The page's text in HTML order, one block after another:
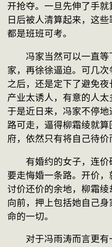
开抢夺。一旦先伸了手就
日后被人清算起来，这些
都是班班可考。
冯家当然可以一直等
家，再徐徐逼迫。可几次
之后，还是定下了避免
产业太诱人，有意的人太
于是近日来，冯家不停
路可走，逼得柳霜绫就算
府，依然只有将自己待价
有婚约的女子，连价
要走悔婚一条路。开价，
讨价还价的余地，柳霜
向前，押上包括她自己身
命的一切。
对于冯雨涛而言更有